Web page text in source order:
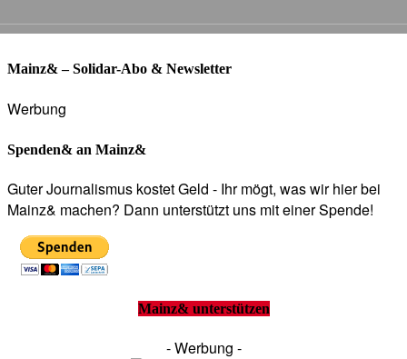
Mainz& – Solidar-Abo & Newsletter
Werbung
Spenden& an Mainz&
Guter Journalismus kostet Geld - Ihr mögt, was wir hier bei
Mainz& machen? Dann unterstützt uns mit einer Spende!
Mainz& unterstützen
- Werbung -